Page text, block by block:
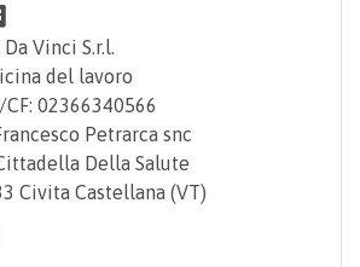
Da Vinci S.r.l.
del lavoro
CF: 02366340566
Petrarca snc
Della Salute
Civita Castellana (VT)